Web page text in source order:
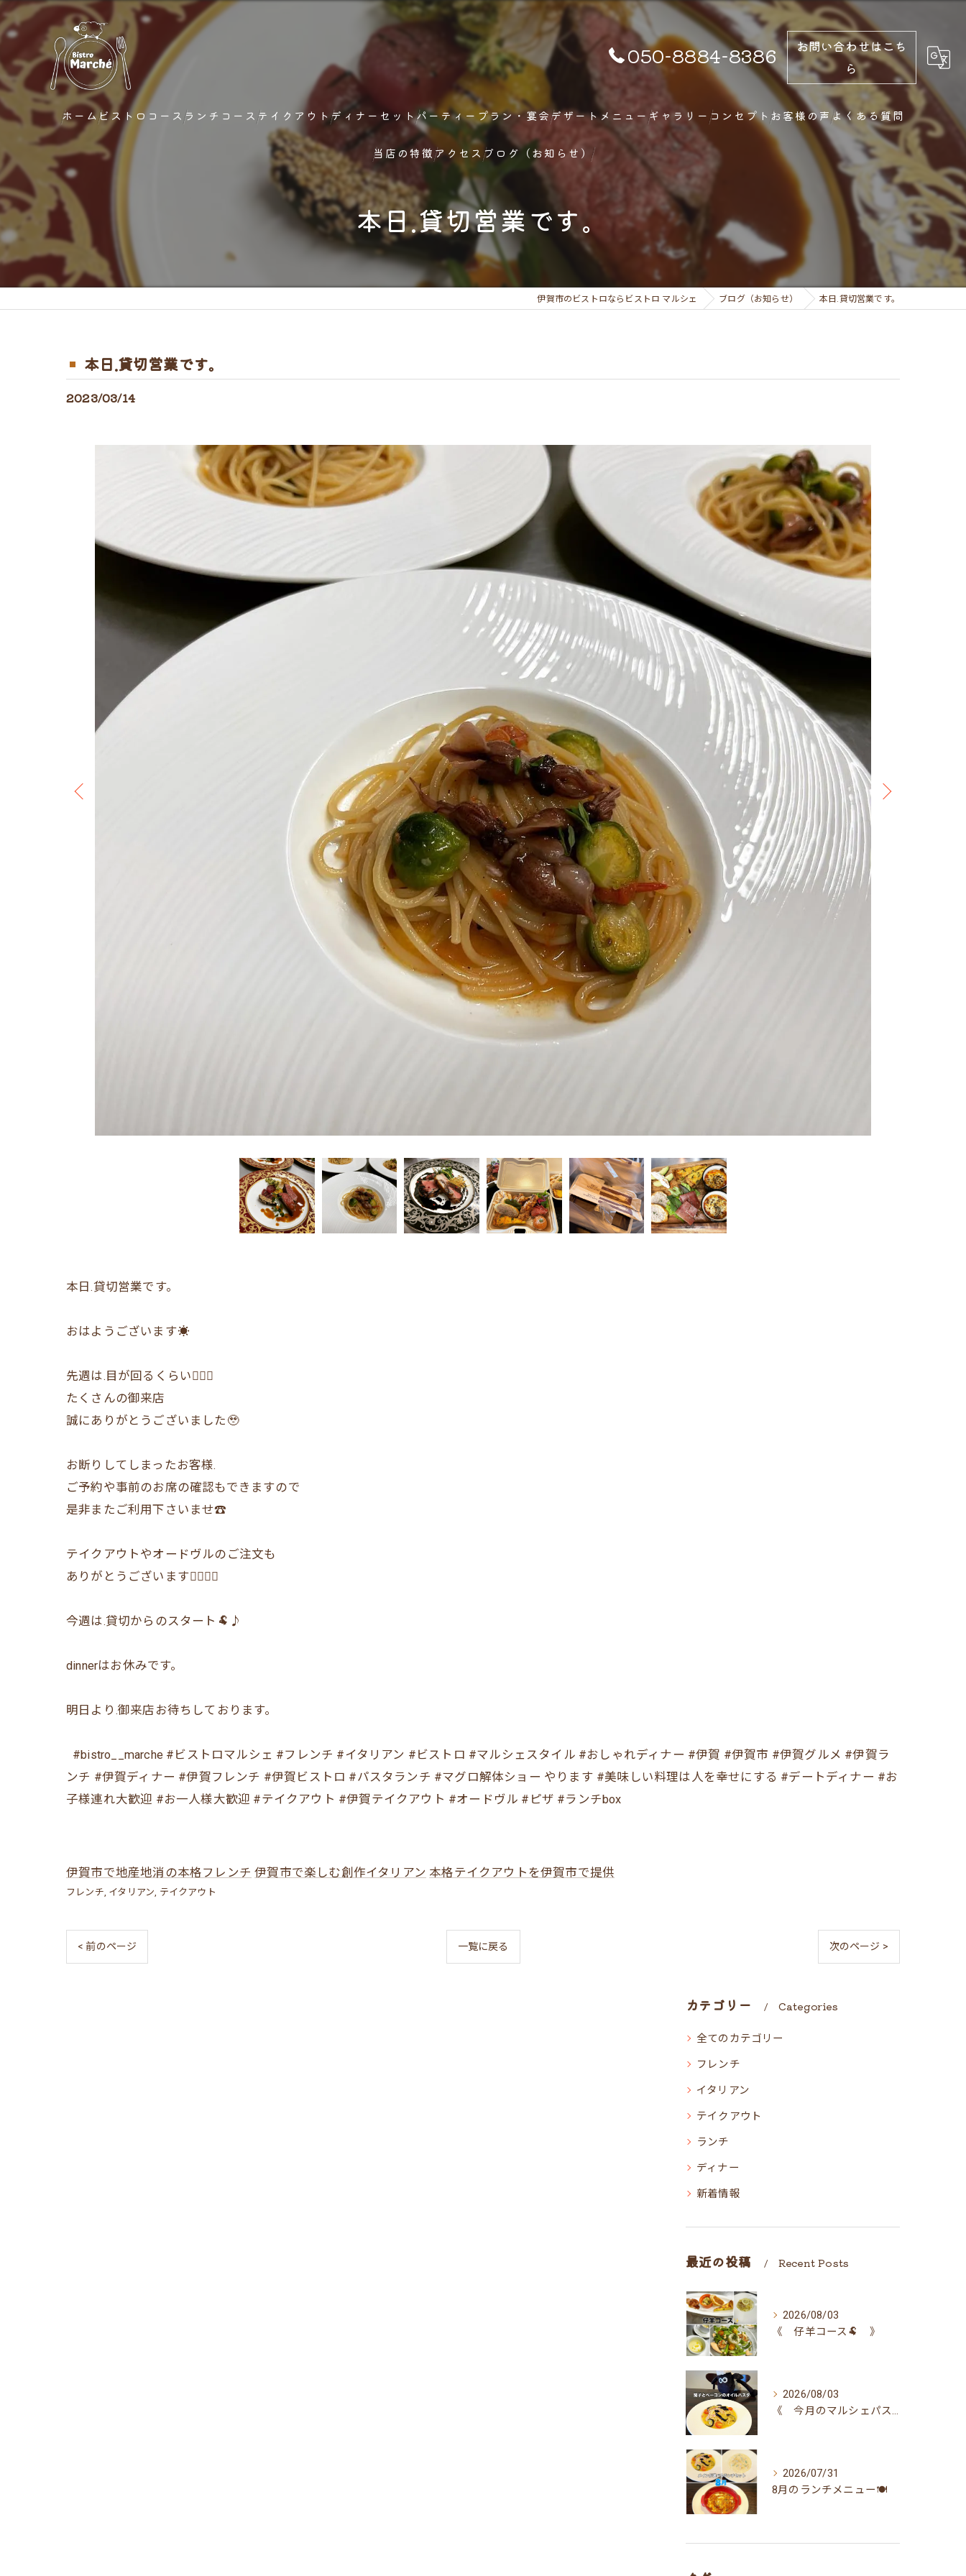
050-8884-8386
お問い合わせはこち
ら
ホームビストロコース ランチコース テイクアウトディナーセットパーティープラン・宴会デザートメニュー ギャラリー コンセプト お客様の声よくある質問
当店の特徴
ランチ
ディナー
メニュー
フレンチ
アクセス ブログ（お知らせ）
本日.貸切営業です。
伊賀市のビストロならビストロ マルシェ ブログ（お知らせ） 本日.貸切営業です。
本日.貸切営業です。
2023/03/14
本日.貸切営業です。
おはようございます☀
先週は.目が回るくらい😵‍💫💫
たくさんの御来店
誠にありがとうございました🥹
お断りしてしまったお客様.
ご予約や事前のお席の確認もできますので
是非またご利用下さいませ☎︎
テイクアウトやオードヴルのご注文も
ありがとうございます🙇‍♂️🙇‍♀️
今週は.貸切からのスタート🐏♪
dinnerはお休みです。
明日より.御来店お待ちしております。
⁡ ⁡ ⁡#bistro__marche #ビストロマルシェ #フレンチ #イタリアン #ビストロ #マルシェスタイル #おしゃれディナー #伊賀 #伊賀市 #伊賀グルメ #伊賀ラ
ンチ #伊賀ディナー #伊賀フレンチ #伊賀ビストロ #パスタランチ #マグロ解体ショー やります #美味しい料理は人を幸せにする #デートディナー #お
子様連れ大歓迎 #お一人様大歓迎 #テイクアウト #伊賀テイクアウト #オードヴル #ピザ #ランチbox
伊賀市で地産地消の本格フレンチ 伊賀市で楽しむ創作イタリアン 本格テイクアウトを伊賀市で提供
フレンチ イタリアン テイクアウト
< 前のページ 一覧に戻る 次のページ >
カテゴリー Categories
全てのカテゴリー
フレンチ
イタリアン
テイクアウト
ランチ
ディナー
新着情報
最近の投稿 Recent Posts
2026/08/03
《 仔羊コース🐏 》
2026/08/03
《 今月のマルシェパスタ 》
2026/07/31
8月のランチメニュー🍽